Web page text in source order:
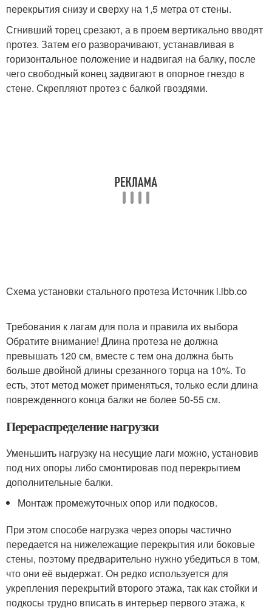
перекрытия снизу и сверху на 1,5 метра от стены.
Сгнивший торец срезают, а в проем вертикально вводят
протез. Затем его разворачивают, устанавливая в
горизонтальное положение и надвигая на балку, после
чего свободный конец задвигают в опорное гнездо в
стене. Скрепляют протез с балкой гвоздями.
Схема установки стального протеза Источник i.ibb.co
Требования к лагам для пола и правила их выбора
Обратите внимание! Длина протеза не должна
превышать 120 см, вместе с тем она должна быть
больше двойной длины срезанного торца на 10%. То
есть, этот метод может применяться, только если длина
поврежденного конца балки не более 50-55 см.
Перераспределение нагрузки
Уменьшить нагрузку на несущие лаги можно, установив
под них опоры либо смонтировав под перекрытием
дополнительные балки.
Монтаж промежуточных опор или подкосов.
При этом способе нагрузка через опоры частично
передается на нижележащие перекрытия или боковые
стены, поэтому предварительно нужно убедиться в том,
что они её выдержат. Он редко используется для
укрепления перекрытий второго этажа, так как стойки и
подкосы трудно вписать в интерьер первого этажа, к